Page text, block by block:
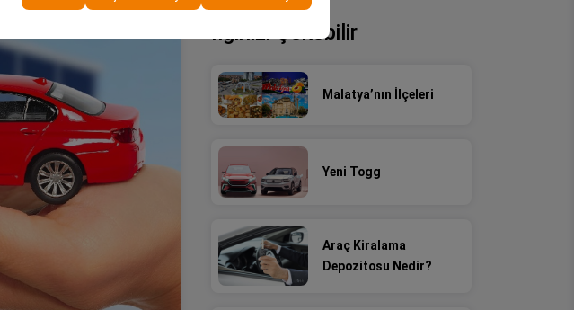
İlginizi Çekebilir
Malatya’nın İlçeleri
Yeni Togg
Araç Kiralama
Depozitosu Nedir?